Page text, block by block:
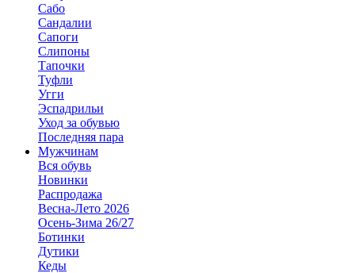
Сабо
Сандалии
Сапоги
Слипоны
Тапочки
Туфли
Угги
Эспадрильи
Уход за обувью
Последняя пара
Мужчинам
Вся обувь
Новинки
Распродажа
Весна-Лето 2026
Осень-Зима 26/27
Ботинки
Дутики
Кеды